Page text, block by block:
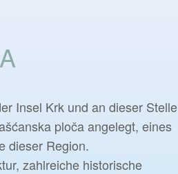
Insel Krk und an dieser Stelle
ploča angelegt, eines
dieser Region.
zahlreiche historische